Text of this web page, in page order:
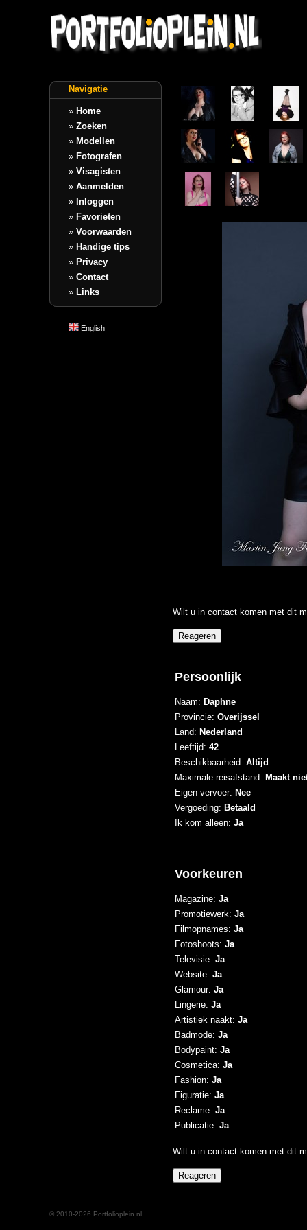
Navigatie
» Home
» Zoeken
» Modellen
» Fotografen
» Visagisten
» Aanmelden
» Inloggen
» Favorieten
» Voorwaarden
» Handige tips
» Privacy
» Contact
» Links
English
Wilt u in contact komen met dit
Persoonlijk
Naam: Daphne
Provincie: Overijssel
Land: Nederland
Leeftijd: 42
Beschikbaarheid: Altijd
Maximale reisafstand: Maakt
Eigen vervoer: Nee
Vergoeding: Betaald
Ik kom alleen: Ja
Voorkeuren
Magazine: Ja
Promotiewerk: Ja
Filmopnames: Ja
Fotoshoots: Ja
Televisie: Ja
Website: Ja
Glamour: Ja
Lingerie: Ja
Artistiek naakt: Ja
Badmode: Ja
Bodypaint: Ja
Cosmetica: Ja
Fashion: Ja
Figuratie: Ja
Reclame: Ja
Publicatie: Ja
Wilt u in contact komen met dit
© 2010-2026 Portfolioplein.nl